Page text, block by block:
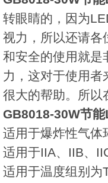
转眼睛的，因为
视力，所以还请各
和安全的使用就是
力，这对于使用者
很大的帮助。所以
GB8018-30W节
适用于爆炸性气体
适用于IIA、IIB、
适用于温度组别为